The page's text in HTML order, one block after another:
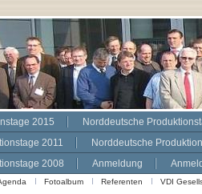
2015
Norddeutsche
2011
Norddeutsche
2008
Anmeldung
Fotoalbum Referenten VDI